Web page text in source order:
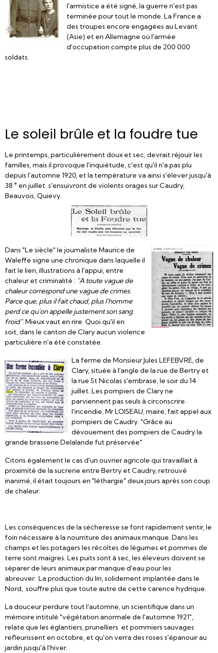
l'armistice a été signé, la guerre n'est pas
terminée pour tout le monde. La France a
des troupes encore engagées au Levant
(Asie) et en Allemagne où l'armée
d'occupation compte plus de 200 000
soldats.
Le soleil brûle et la foudre tue
Le printemps, particulièrement doux et sec, devrait réjouir les
familles, mais il provoque l'inquiétude, c'est qu'il n'a pas plu
depuis l'automne 1920, et la température va ainsi s'élever jusqu'à
38 ° en juillet. s'ensuivront de violents orages sur Caudry,
Beauvois, Quievy.
Dans "Le siècle" le journaliste Maurice de
Waleffe signe une chronique dans laquelle il
fait le lien, illustrations à l'appui, entre
chaleur et criminalité : "A toute vague de
chaleur correspond une vague de crimes.
Parce que, plus il fait chaud, plus l'homme
perd ce qu'on appelle justement son sang
froid". Mieux vaut en rire. Quoi qu'il en
soit, dans le canton de Clary aucun violence
particulière n'a été constatée.
La ferme de Monsieur Jules LEFEBVRE, de
Clary, située à l'angle de la rue de Bertry et
la rue St Nicolas s'embrase, le soir du 14
juillet. Les pompiers de Clary ne
parviennent pas seuls à circonscrire
l'incendie, Mr LOISEAU, maire, fait appel aux
pompiers de Caudry. "Grâce au
dévouement des pompiers de Caudry la
grande brasserie Delalande fut préservée"
Citons également le cas d'un ouvrier agricole qui travaillait à
proximité de la sucrerie entre Bertry et Caudry, retrouvé
inanimé, il était toujours en "léthargie" deux jours après son coup
de chaleur.
Les conséquences de la sécheresse se font rapidement sentir, le
foin nécessaire à la nourriture des animaux manque. Dans les
champs et les potagers les récoltes de légumes et pommes de
terre sont maigres. Les puits sont à sec, les éleveurs doivent se
séparer de leurs animaux par manque d'eau pour les
abreuver. La production du lin, solidement implantée dans le
Nord, souffre plus que toute autre de cette carence hydrique.
La douceur perdure tout l'automne, un scientifique dans un
mémoire intitulé "végétation anormale de l'automne 1921",
relate que les églantiers, prunelliers et pommiers sauvages
refleurissent en octobre, et qu'on verra des roses s'épanouir au
jardin jusqu'à l'hiver.